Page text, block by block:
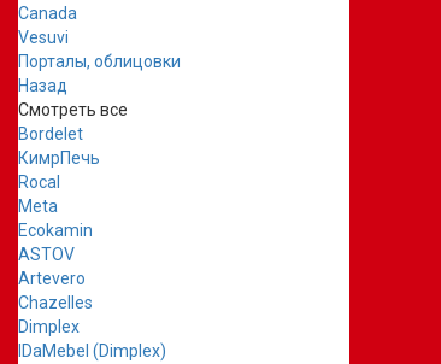
Canada
Vesuvi
Порталы, облицовки
Назад
Смотреть все
Bordelet
КимрПечь
Rocal
Meta
Ecokamin
ASTOV
Artevero
Chazelles
Dimplex
IDaMebel (Dimplex)